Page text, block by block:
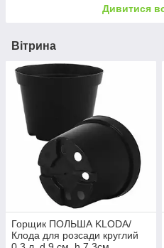
Товари для орхідей
Опори для
Затіняюча сітка
Шпалерна сітка
квасолі, квітів)
Фарба для
Плівка для теплиць
Дивитися
Вітрина
Горщик ПОЛЬША KLODA/
Клода для розсади круглий